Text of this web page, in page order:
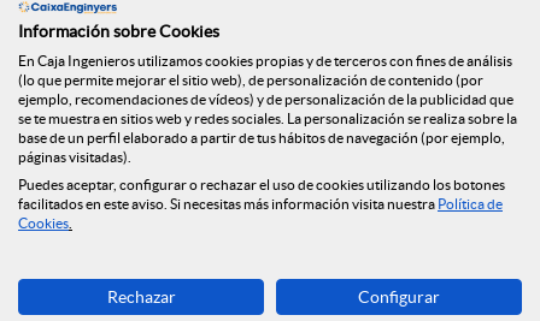
e
s
S
o
a
c
i
o
s
a
l
a
Tablón de anuncios
Política de cookies
Aviso legal
Seguridad Online
Privacidad
Canal denuncias
Descarga ahora
Banca MOBILE
Información sobre Cookies
En Caja Ingenieros utilizamos cookies propias y de terceros con fines de análisis
(lo que permite mejorar el sitio web), de personalización de contenido (por
ejemplo, recomendaciones de vídeos) y de personalización de la publicidad que
se te muestra en sitios web y redes sociales. La personalización se realiza sobre la
base de un perfil elaborado a partir de tus hábitos de navegación (por ejemplo,
páginas visitadas).
Puedes aceptar, configurar o rechazar el uso de cookies utilizando los botones
facilitados en este aviso. Si necesitas más información visita nuestra Política de
Cookies
Rechazar Configurar